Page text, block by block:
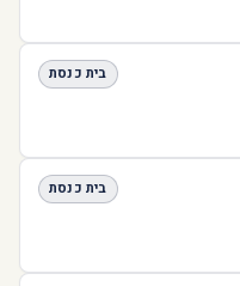
בית כנסת
בית כנסת